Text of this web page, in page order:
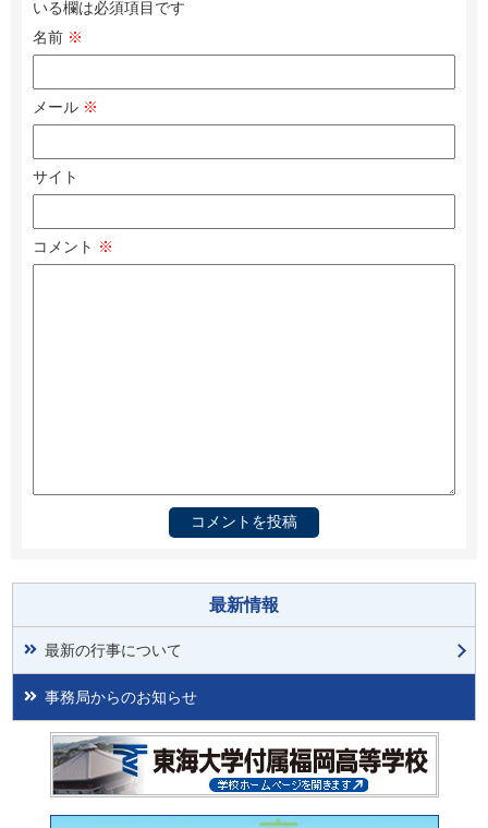
いる欄は必須項目です
名前 ※
メール ※
サイト
コメント ※
最新情報
最新の行事について
事務局からのお知らせ